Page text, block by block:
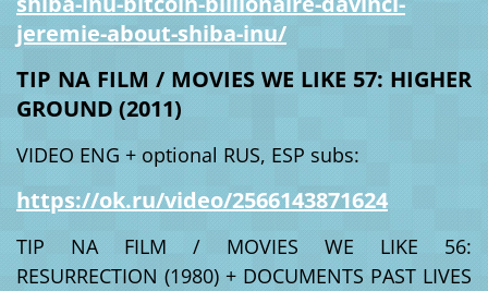
jeremie-about-shiba-inu/
TIP NA FILM / MOVIES WE LIKE 57: HIGHER
GROUND (2011)
VIDEO ENG + optional RUS, ESP subs:
https://ok.ru/video/2566143871624
TIP NA FILM / MOVIES WE LIKE 56:
RESURRECTION (1980) + DOCUMENTS PAST LIVES